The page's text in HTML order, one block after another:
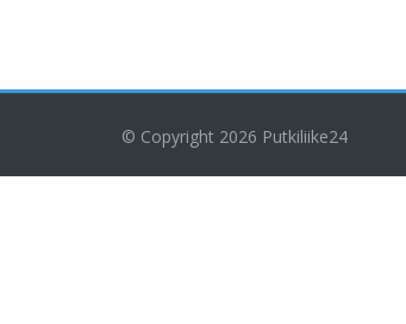
© Copyright 2026 Putkiliike24